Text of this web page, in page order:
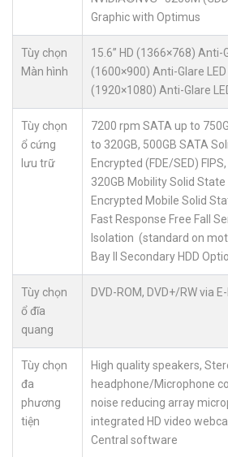
Graphic with Optimus
Tùy chọn
Màn hình
15.6” HD (1366×768) Anti-
(1600×900) Anti-Glare LED
(1920×1080) Anti-Glare
Tùy chọn
ổ cứng
lưu trữ
7200 rpm SATA up to
to 320GB, 500GB SATA
Encrypted (FDE/SED)
320GB Mobility Solid State
Encrypted Mobile Solid
Fast Response Free Fall
Isolation (standard on
Bay II Secondary HDD
Tùy chọn
ổ đĩa
quang
DVD-ROM, DVD+/RW via
Tùy chọn
đa
phương
tiện
High quality speakers,
headphone/Microphone
noise reducing array
integrated HD video
Central software